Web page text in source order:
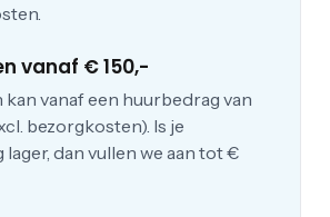
vanaf € 150,-
kan vanaf een huurbedrag van
bezorgkosten). Is je
dan vullen we aan tot €